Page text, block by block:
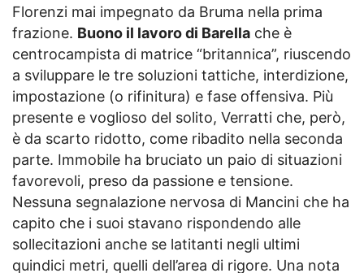
Florenzi mai impegnato da Bruma nella prima
frazione. Buono il lavoro di Barella che è
centrocampista di matrice “britannica”, riuscendo
a sviluppare le tre soluzioni tattiche, interdizione,
impostazione (o rifinitura) e fase offensiva. Più
presente e voglioso del solito, Verratti che, però,
è da scarto ridotto, come ribadito nella seconda
parte. Immobile ha bruciato un paio di situazioni
favorevoli, preso da passione e tensione.
Nessuna segnalazione nervosa di Mancini che ha
capito che i suoi stavano rispondendo alle
sollecitazioni anche se latitanti negli ultimi
quindici metri, quelli dell’area di rigore. Una nota